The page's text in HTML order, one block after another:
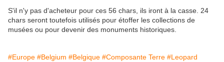
S'il n'y pas d'acheteur pour ces 56 chars, ils iront à la casse. 24
chars seront toutefois utilisés pour étoffer les collections de
musées ou pour devenir des monuments historiques.
#Europe #Belgium #Belgique #Composante Terre #Leopard